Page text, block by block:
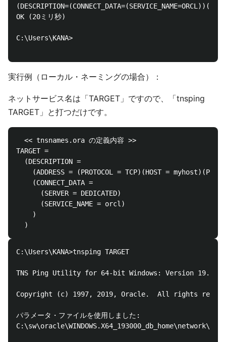
OK (20ミリ秒)
C:\Users\KANA>
実行例（ローカル・ネーミングの場合）：
ネットサービス名は「TARGET」ですので、「tnsping
TARGET」と打つだけです。
  << tnsnames.ora の定義内容 >>
TARGET =
  (DESCRIPTION =
(ADDRESS = (PROTOCOL = TCP)(HOST = myhost)(PORT
    (CONNECT_DATA =
      (SERVER = DEDICATED)
      (SERVICE_NAME = orcl)
    )
C:\Users\KANA>tnsping TARGET
TNS Ping Utility for 64-bit Windows: Version
Copyright (c) 1997, 2019, Oracle.  All rights
パラメータ・ファイルを使用しました: